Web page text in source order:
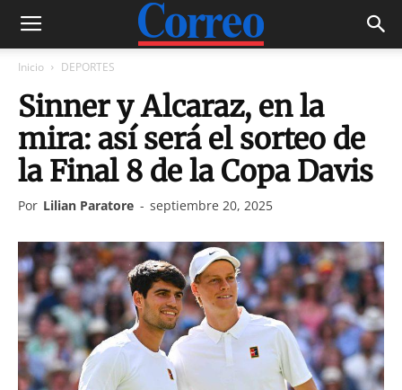
Inicio DEPORTES
Sinner y Alcaraz, en la
mira: así será el sorteo de
la Final 8 de la Copa Davis
Por Lilian Paratore - septiembre 20, 2025